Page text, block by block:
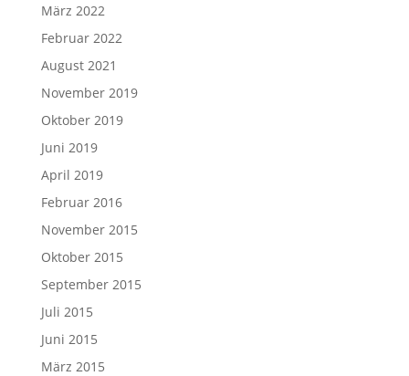
März 2022
Februar 2022
August 2021
November 2019
Oktober 2019
Juni 2019
April 2019
Februar 2016
November 2015
Oktober 2015
September 2015
Juli 2015
Juni 2015
März 2015